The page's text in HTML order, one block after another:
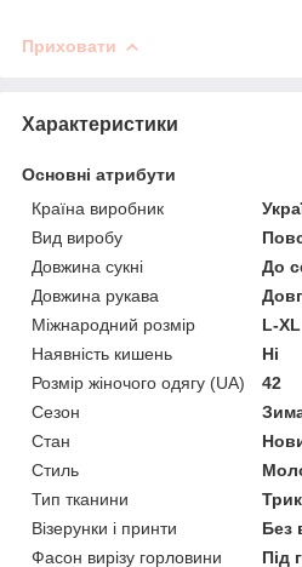
Приховати
Характеристики
Основні атрибути
Країна виробник
Вид виробу
Довжина сукні
До
Довжина рукава
Міжнародний розмір
L-XL
Наявність кишень
Ні
Розмір жіночого одягу (UA)
42
Сезон
Стан
Стиль
Тип тканини
Візерунки і принти
Без
Фасон вирізу горловини
Під